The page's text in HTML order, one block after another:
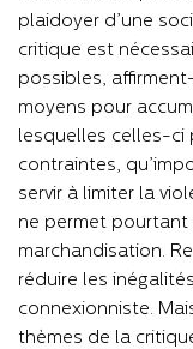
plaidoyer d’une
critique est
possibles,
moyens pour
lesquelles celles-ci
contraintes,
servir à limiter la
ne permet pourtant
marchandisation.
réduire les
connexionniste.
thèmes de la